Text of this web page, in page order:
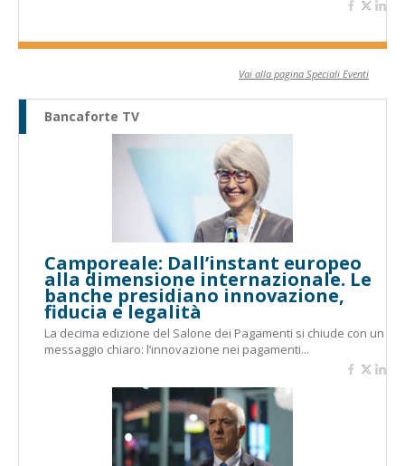
Vai alla pagina Speciali Eventi
Bancaforte TV
Camporeale: Dall’instant europeo
alla dimensione internazionale. Le
banche presidiano innovazione,
fiducia e legalità
La decima edizione del Salone dei Pagamenti si chiude con un
messaggio chiaro: l’innovazione nei pagamenti...